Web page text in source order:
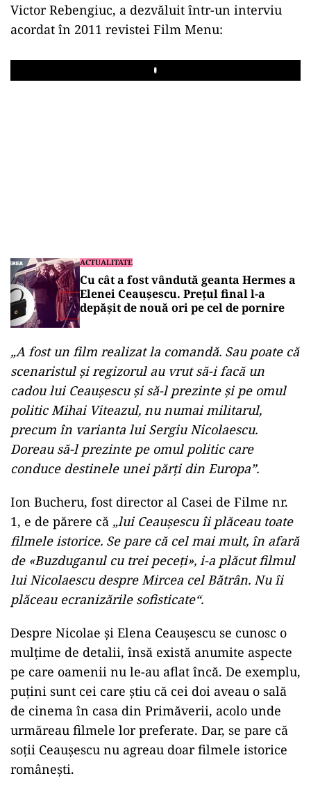
Victor Rebengiuc, a dezvăluit într-un interviu
acordat în 2011 revistei Film Menu:
Play
ACTUALITATE
Cu cât a fost vândută geanta Hermes a
Elenei Ceaușescu. Prețul final l-a
depășit de nouă ori pe cel de pornire
„A fost un film realizat la comandă. Sau poate că
scenaristul şi regizorul au vrut să-i facă un
cadou lui Ceauşescu şi să-l prezinte şi pe omul
politic Mihai Viteazul, nu numai militarul,
precum în varianta lui Sergiu Nicolaescu.
Doreau să-l prezinte pe omul politic care
conduce destinele unei părţi din Europa”.
Ion Bucheru, fost director al Casei de Filme nr.
1, e de părere că „lui Ceauşescu îi plăceau toate
filmele istorice. Se pare că cel mai mult, în afară
de «Buzduganul cu trei peceţi», i-a plăcut filmul
lui Nicolaescu despre Mircea cel Bătrân. Nu îi
plăceau ecranizările sofisticate“.
Despre Nicolae și Elena Ceaușescu se cunosc o
mulțime de detalii, însă există anumite aspecte
pe care oamenii nu le-au aflat încă. De exemplu,
puțini sunt cei care știu că cei doi aveau o sală
de cinema în casa din Primăverii, acolo unde
urmăreau filmele lor preferate. Dar, se pare că
soții Ceaușescu nu agreau doar filmele istorice
românești.